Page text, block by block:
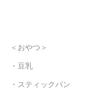
＜おやつ＞
・豆乳
・スティックパン